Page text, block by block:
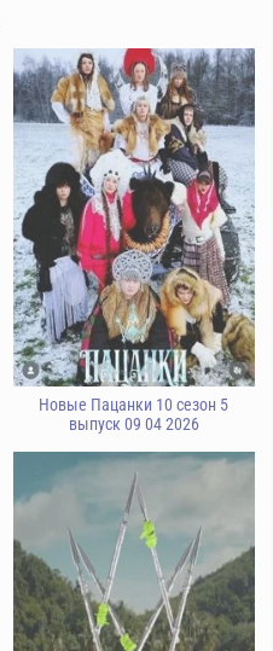
Новые Пацанки 10 сезон 5
выпуск 09 04 2026